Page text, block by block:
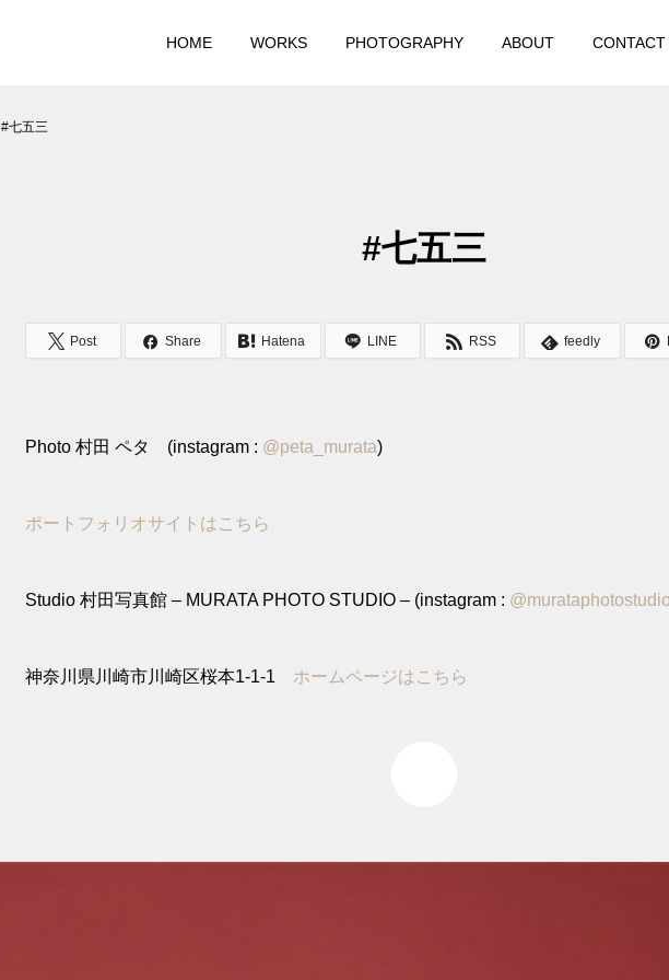
HOME WORKS PHOTOGRAPHY ABOUT CONTACT
#七五三
#七五三
Post Share Hatena LINE RSS feedly
Photo 村田 ペタ (instagram : @peta_murata)
ポートフォリオサイトはこちら
Studio 村田写真館 – MURATA PHOTO STUDIO – (instagram :
神奈川県川崎市川崎区桜本1-1-1 ホームページはこちら